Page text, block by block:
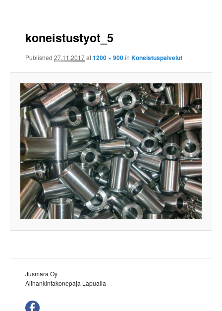
koneistustyot_5
Published 27.11.2017at1200 × 900in Koneistuspalvelut
Jusmara Oy
Alihankintakonepaja Lapualla